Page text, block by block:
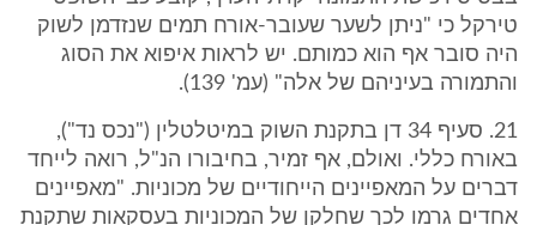
טירקל כי "ניתן לשער שעובר-אורח תמים שנזדמן לשוק
היה סובר אף הוא כמותם. יש לראות איפוא את הסוג
והתמורה בעיניהם של אלה" (עמ' 139).
21. סעיף 34 דן בתקנת השוק במיטלטלין ("נכס נד"),
באורח כללי. ואולם, אף זמיר, בחיבורו הנ"ל, רואה לייחד
דברים על המאפיינים הייחודיים של מכוניות. "מאפיינים
אחדים גרמו לכך שחלקן של המכוניות בעסקאות שתקנת